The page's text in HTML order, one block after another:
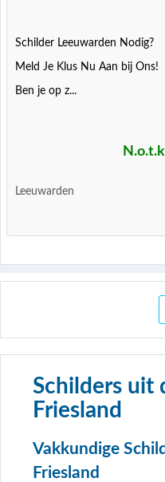
Schilder Leeuwarden Nodig?
Meld Je Klus Nu Aan bij Ons!
Ben je op z...
Leeuwarden
Schilders uit
Friesland
Vakkundige
Friesland